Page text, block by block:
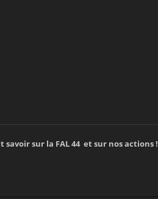
sur la FAL 44 et sur nos actions !